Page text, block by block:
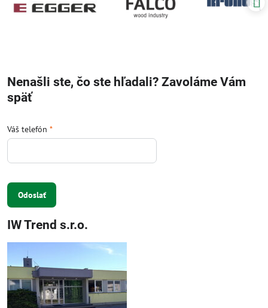
Nenašli ste, čo ste hľadali? Zavoláme Vám
späť
Váš telefón *
Odoslať
IW Trend s.r.o.